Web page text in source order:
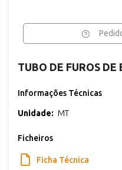
TUBO DE FUROS DE
Informações Técnicas
Unidade: MT
Ficheiros
Ficha Técnica